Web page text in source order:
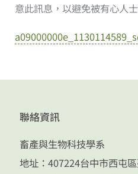
意此訊息，以避免被有心人
聯絡資訊
畜產與生物科技學系
地址：407224台中市西屯